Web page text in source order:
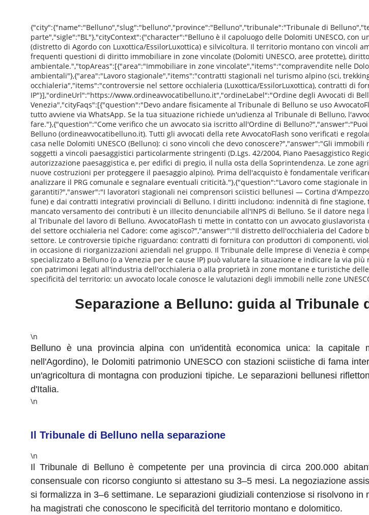
{"city":{"name":"Belluno","slug":"belluno","province":"Belluno","tribunale":"Tribunale di
parte","sigle":"BL"},"cityContext":{"character":"Belluno è il capoluogo delle Dolomiti UNESCO,
(distretto di Agordo con Luxottica/EssilorLuxottica) e silvicoltura. Il territorio montano con vincoli
frequenti questioni di diritto immobiliare in zone vincolate (Dolomiti UNESCO, aree protette),
ambientale.","topAreas":[{"area":"Immobiliare in zone vincolate","items":"compravendite nelle
ambientali"},{"area":"Lavoro stagionale","items":"contratti stagionali nel turismo alpino (sci,
occhialeria","items":"controversie nel settore occhialeria (Luxottica/EssilorLuxottica), contratti di
IP"}],"ordineUrl":"https://www.ordineavvocatibelluno.it","ordineLabel":"Ordine degli Avvocati di
Venezia","cityFaqs":[{"question":"Devo andare fisicamente al Tribunale di Belluno se uso
tutto avviene via WhatsApp. Se la tua situazione richiede un'udienza al Tribunale di Belluno,
fare."},{"question":"Come verifico che un avvocato sia iscritto all'Ordine di
Belluno (ordineavvocatibelluno.it). Tutti gli avvocati della rete AvvocatoFlash sono verificati e
casa nelle Dolomiti UNESCO (Belluno): ci sono vincoli che devo conoscere?","answer":"Gli
soggetti a vincoli paesaggistici particolarmente stringenti (D.Lgs. 42/2004, Piano Paesaggistico
autorizzazione paesaggistica e, per edifici di pregio, il nulla osta della Soprintendenza. Le zone
nuove costruzioni per proteggere il paesaggio alpino). Prima dell'acquisto è fondamentale
analizzare il PRG comunale e segnalare eventuali criticità."},{"question":"Lavoro come
garantiti?","answer":"I lavoratori stagionali nei comprensori sciistici bellunesi — Cortina
fune) e dai contratti integrativi provinciali di Belluno. I diritti includono: indennità di fine
mancato versamento dei contributi è un illecito denunciabile all'INPS di Belluno. Se il datore
al Tribunale del lavoro di Belluno. AvvocatoFlash ti mette in contatto con un avvocato
del settore occhialeria nel Cadore: come agisco?","answer":"Il distretto dell'occhialeria del
settore. Le controversie tipiche riguardano: contratti di fornitura con produttori di componenti,
in occasione di riorganizzazioni aziendali nel gruppo. Il Tribunale delle Imprese di Venezia è
specializzato a Belluno (o a Venezia per le cause IP) può valutare la situazione e indicare la via
con patrimoni legati all'industria dell'occhialeria o alla proprietà in zone montane e turistiche
specificità del territorio: un avvocato locale conosce le valutazioni degli immobili nelle zone
Separazione a Belluno: guida al Tribunale
\n
Belluno è una provincia alpina con un'identità economica unica: la capitale
nell'Agordino), le Dolomiti patrimonio UNESCO con stazioni sciistiche di fama
un'agricoltura di montagna con produzioni tipiche. Le separazioni bellunesi
d'Italia.
\n
Il Tribunale di Belluno nella separazione
\n
Il Tribunale di Belluno è competente per una provincia di circa 200.000
consensuale con ricorso congiunto si attestano su 3–5 mesi. La negoziazione
si formalizza in 3–6 settimane. Le separazioni giudiziali contenziose si risolvono
ha magistrati che conoscono le specificità del territorio montano e dolomitico.